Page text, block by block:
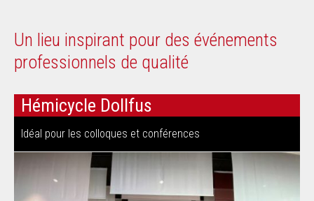
Un lieu inspirant pour des événements
professionnels de qualité
Hémicycle Dollfus
Idéal pour les colloques et conférences